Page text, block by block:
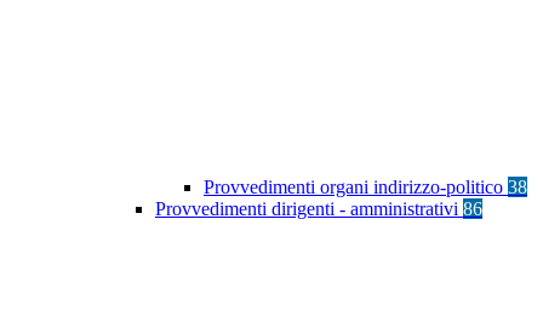
Provvedimenti organi indirizzo-politico 38
Provvedimenti dirigenti - amministrativi 86